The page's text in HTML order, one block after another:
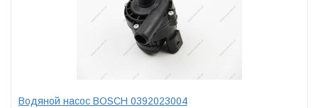
Водяной насос BOSCH 0392023004